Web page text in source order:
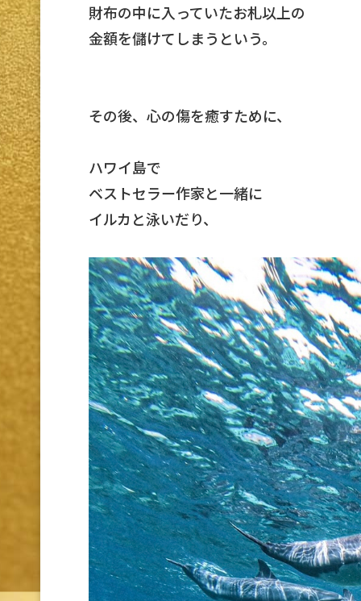
財布の中に入っていたお札以上の
金額を儲けてしまうという。
その後、心の傷を癒すために、
ハワイ島で
ベストセラー作家と一緒に
イルカと泳いだり、